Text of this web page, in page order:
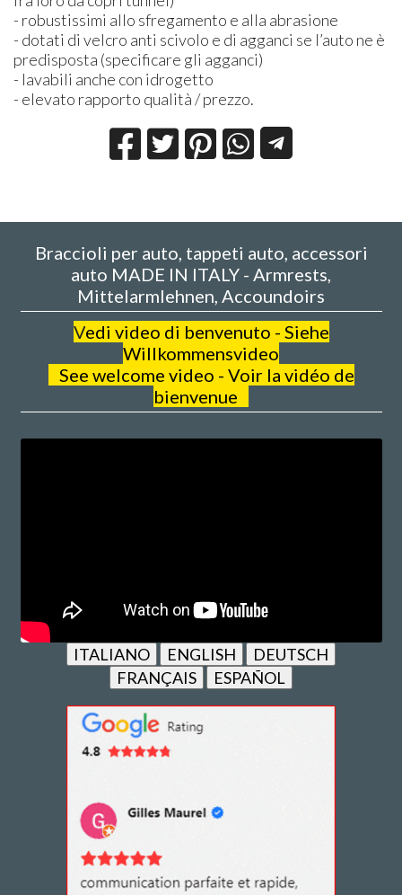
- robustissimi allo sfregamento e alla abrasione
- dotati di velcro anti scivolo e di agganci se l’auto ne è
predisposta (specificare gli agganci)
- lavabili anche con idrogetto
- elevato rapporto qualità / prezzo.
Braccioli per auto, tappeti auto, accessori
auto MADE IN ITALY - Armrests,
Mittelarmlehnen, Accoundoirs
Vedi video di benvenuto - Siehe
Willkommensvideo
See welcome video - Voir la vidéo de
bienvenue
ITALIANO ENGLISH
DEUTSCH
FRANÇAIS
ESPAÑOL